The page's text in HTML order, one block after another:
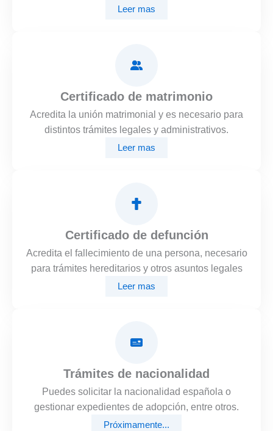
Leer mas
Certificado de matrimonio
Acredita la unión matrimonial y es necesario para
distintos trámites legales y administrativos.
Leer mas
Certificado de defunción
Acredita el fallecimiento de una persona, necesario
para trámites hereditarios y otros asuntos legales
Leer mas
Trámites de nacionalidad
Puedes solicitar la nacionalidad española o
gestionar expedientes de adopción, entre otros.
Próximamente...